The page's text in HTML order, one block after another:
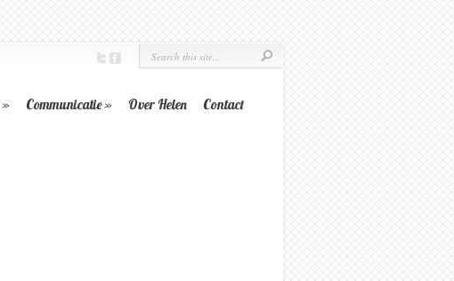
» Communicatie» Over Helen Contact